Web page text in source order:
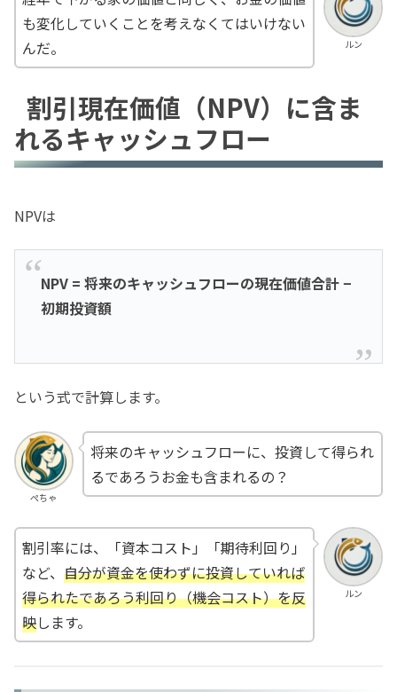
ルン
も変化していくことを考えなくてはいけない
んだ。
割引現在価値（NPV）に含ま
れるキャッシュフロー
NPVは
NPV = 将来のキャッシュフローの現在価値合計 −
初期投資額
という式で計算します。
ぺちゃ
将来のキャッシュフローに、投資して得られ
るであろうお金も含まれるの？
ルン
割引率には、「資本コスト」「期待利回り」
など、 自分が資金を使わずに投資していれば
得られたであろう利回り（機会コスト）を反
映します。